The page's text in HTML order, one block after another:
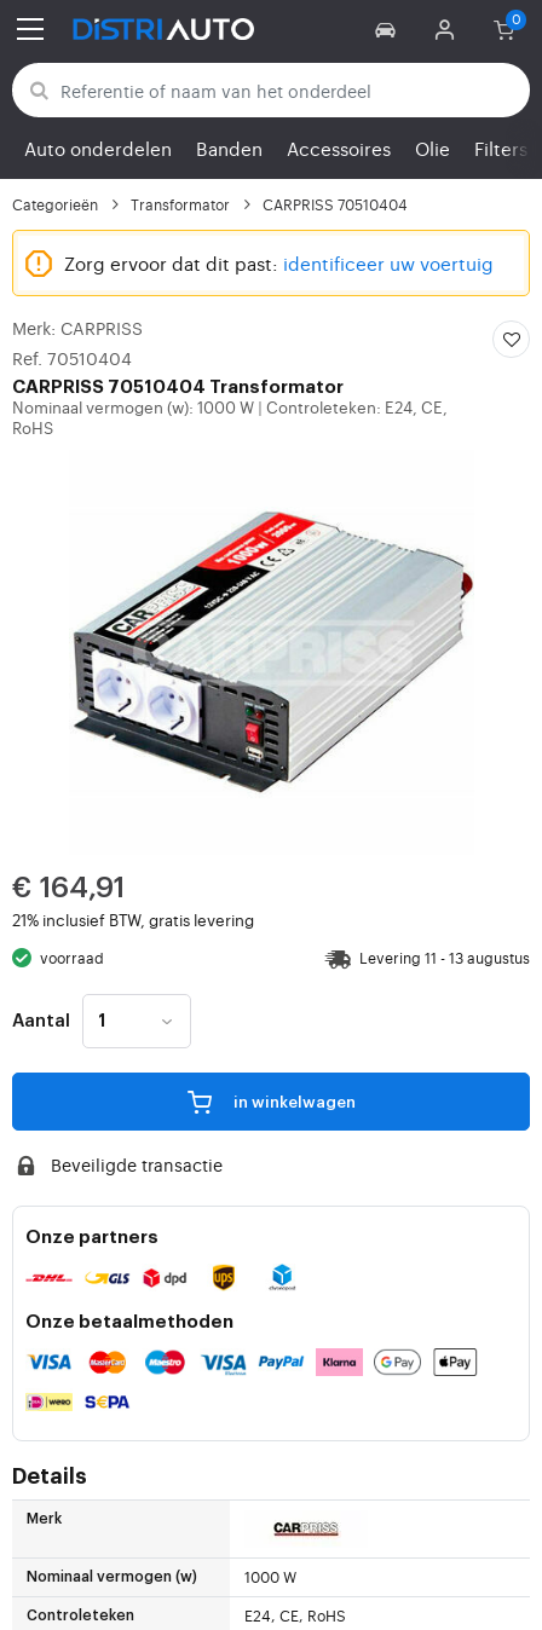
Terug naar categorieën
Auto onderdelen Banden Accessoires Olie Filters
Categorieën Transformator CARPRISS 70510404
Zorg ervoor dat dit past: identificeer uw voertuig
Merk: CARPRISS
Ref. 70510404
CARPRISS 70510404 Transformator
Nominaal vermogen (w): 1000 W Controleteken: E24, CE,
RoHS
€ 164,91
21% inclusief BTW, gratis levering
voorraad Levering 11 - 13 augustus
Aantal
in winkelwagen
Beveiligde transactie
Onze partners
Onze betaalmethoden
Details
Merk
Nominaal vermogen (w) 1000 W
Controleteken E24, CE, RoHS